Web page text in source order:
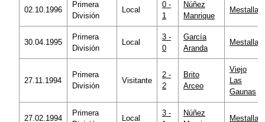
02.10.1996
Primera
División
Local
0 -
1
Núñez
Manrique
Mestalla
30.04.1995
Primera
División
Local
3 -
0
García
Aranda
Mestalla
27.11.1994
Primera
División
Visitante
2 -
2
Brito
Arceo
Viejo
Las
Gaunas
27.02.1994
Primera
Local
3 -
Núñez
Mestalla